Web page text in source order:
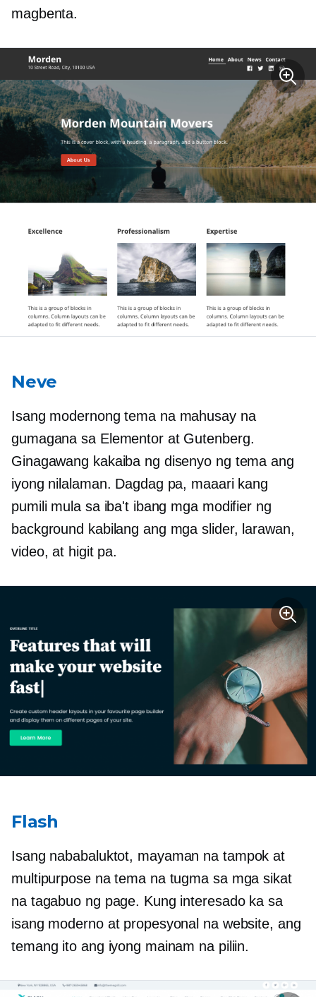
magbenta.
Neve
Isang modernong tema na mahusay na
gumagana sa Elementor at Gutenberg.
Ginagawang kakaiba ng disenyo ng tema ang
iyong nilalaman. Dagdag pa, maaari kang
pumili mula sa iba't ibang mga modifier ng
background kabilang ang mga slider, larawan,
video, at higit pa.
Flash
Isang nababaluktot, mayaman na tampok at
multipurpose na tema na tugma sa mga sikat
na tagabuo ng page. Kung interesado ka sa
isang moderno at propesyonal na website, ang
temang ito ang iyong mainam na piliin.